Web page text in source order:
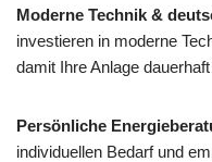
Moderne Technik &
investieren in moderne
damit Ihre Anlage
Persönliche
individuellen Bedarf und